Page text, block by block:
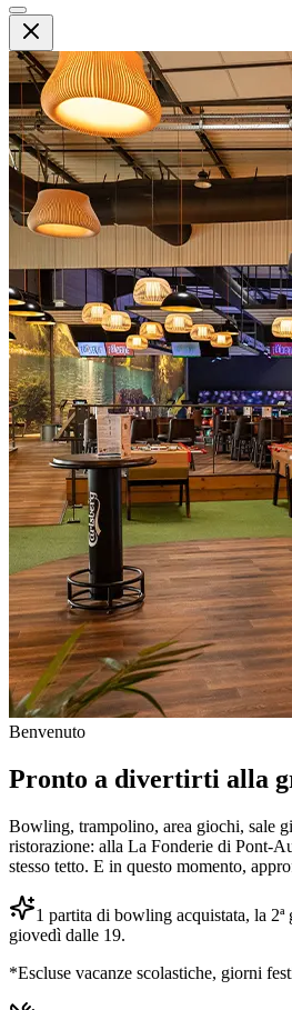
Benvenuto
Pronto a divertirti alla
Bowling, trampolino, area giochi, sale
ristorazione: alla La Fonderie di Pont-
stesso tetto. E in questo momento,
1 partita di bowling acquistata, la
giovedì dalle 19.
*Escluse vacanze scolastiche, giorni